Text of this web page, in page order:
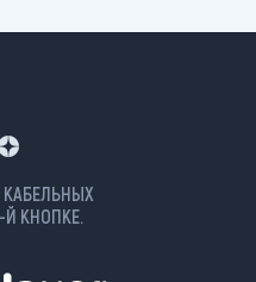
Й КНОПКЕ.